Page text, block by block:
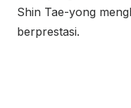
Shin Tae-yong
berprestasi.